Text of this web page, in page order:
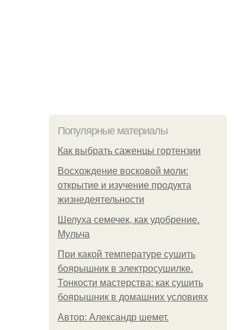
Популярные материалы
Как выбрать саженцы гортензии
Восхождение восковой моли:
открытие и изучение продукта
жизнедеятельности
Шелуха семечек, как удобрение.
Мульча
При какой температуре сушить
боярышник в электросушилке.
Тонкости мастерства: как сушить
боярышник в домашних условиях
Автор: Александр шемет.